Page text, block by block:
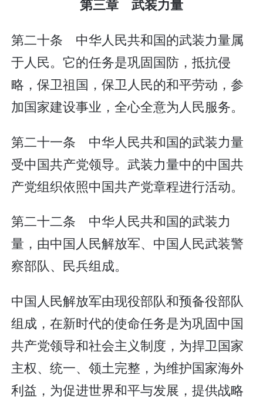
第三章 武装力量
第二十条 中华人民共和国的武装力量属
于人民。它的任务是巩固国防，抵抗侵
略，保卫祖国，保卫人民的和平劳动，参
加国家建设事业，全心全意为人民服务。
第二十一条 中华人民共和国的武装力量
受中国共产党领导。武装力量中的中国共
产党组织依照中国共产党章程进行活动。
第二十二条 中华人民共和国的武装力
量，由中国人民解放军、中国人民武装警
察部队、民兵组成。
中国人民解放军由现役部队和预备役部队
组成，在新时代的使命任务是为巩固中国
共产党领导和社会主义制度，为捍卫国家
主权、统一、领土完整，为维护国家海外
利益，为促进世界和平与发展，提供战略